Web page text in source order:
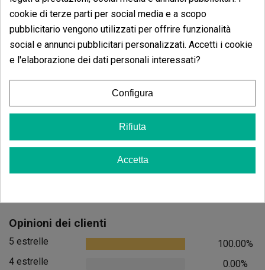
(141)
13,60 €
(30)
7,20 €
Opinioni dei clienti
5 estrelle
100.00%
4 estrelle
0.00%
cookie di terze parti per social media e a scopo
pubblicitario vengono utilizzati per offrire funzionalità
social e annunci pubblicitari personalizzati. Accetti i cookie
e l'elaborazione dei dati personali interessati?
Configura
Rifiuta
Accetta